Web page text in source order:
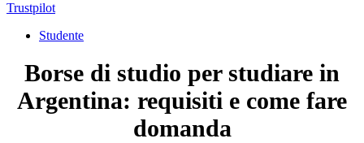
Trustpilot
Studente
Borse di studio per studiare in
Argentina: requisiti e come fare
domanda